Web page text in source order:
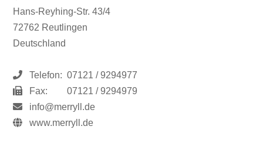
Hans-Reyhing-Str. 43/4
72762 Reutlingen
Deutschland
Telefon: 07121 / 9294977
Fax:
07121 / 9294979
info@merryll.de
www.merryll.de